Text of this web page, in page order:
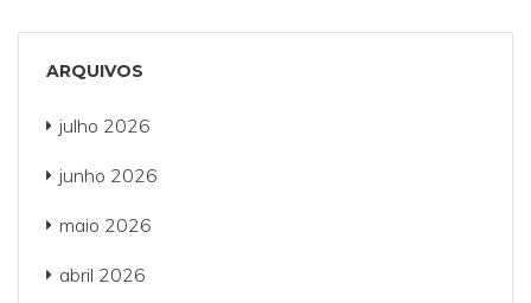
ARQUIVOS
julho 2026
junho 2026
maio 2026
abril 2026